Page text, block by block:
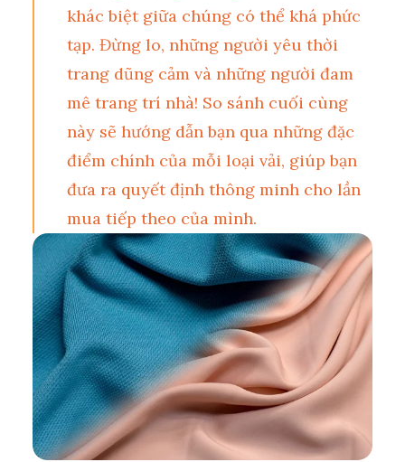
khác biệt giữa chúng có thể khá phức
tạp. Đừng lo, những người yêu thời
trang dũng cảm và những người đam
mê trang trí nhà! So sánh cuối cùng
này sẽ hướng dẫn bạn qua những đặc
điểm chính của mỗi loại vải, giúp bạn
đưa ra quyết định thông minh cho lần
mua tiếp theo của mình.